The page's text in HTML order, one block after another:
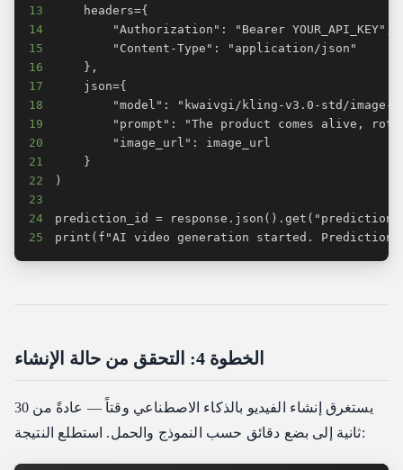
13
14
15
16
17
18
19
20
21
22
23
24
25
print(f"AI video generation started.
الخطوة 4: التحقق من حالة الإنشاء
يستغرق إنشاء الفيديو بالذكاء الاصطناعي وقتاً — عادةً من 30
ثانية إلى بضع دقائق حسب النموذج والحمل. استطلع النتيجة: